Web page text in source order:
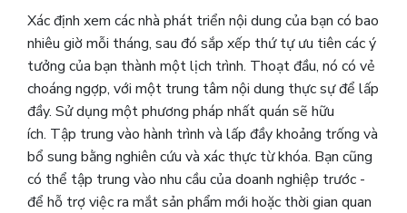
Xác định xem các nhà phát triển nội dung của bạn có bao
nhiêu giờ mỗi tháng, sau đó sắp xếp thứ tự ưu tiên các ý
tưởng của bạn thành một lịch trình. Thoạt đầu, nó có vẻ
choáng ngợp, với một trung tâm nội dung thực sự để lấp
đầy. Sử dụng một phương pháp nhất quán sẽ hữu
ích. Tập trung vào hành trình và lấp đầy khoảng trống và
bổ sung bằng nghiên cứu và xác thực từ khóa. Bạn cũng
có thể tập trung vào nhu cầu của doanh nghiệp trước -
để hỗ trợ việc ra mắt sản phẩm mới hoặc thời gian quan